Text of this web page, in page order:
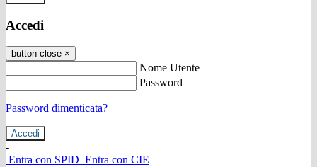
Accedi
button close ×
Nome Utente
Password
Password dimenticata?
-
Entra con SPID Entra con CIE